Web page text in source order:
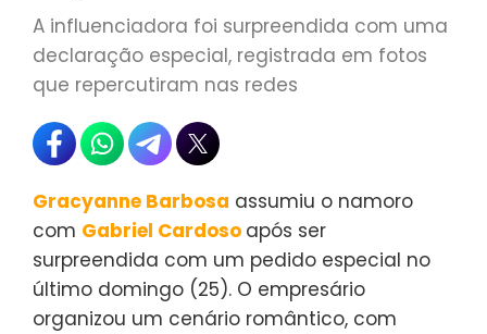
A influenciadora foi surpreendida com uma
declaração especial, registrada em fotos
que repercutiram nas redes
Gracyanne Barbosa assumiu o namoro
com Gabriel Cardoso após ser
surpreendida com um pedido especial no
último domingo (25). O empresário
organizou um cenário romântico, com